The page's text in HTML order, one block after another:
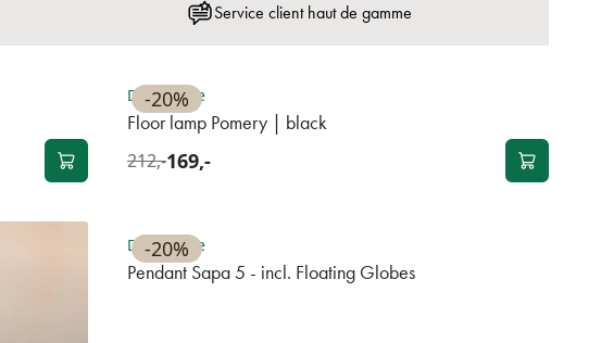
Service client haut de gamme
BEST-SELLER
-20%
Disponible
Floor lamp Pomery | black
212,-169,-
-20%
Disponible
Pendant Sapa 5 - incl. Floating Globes